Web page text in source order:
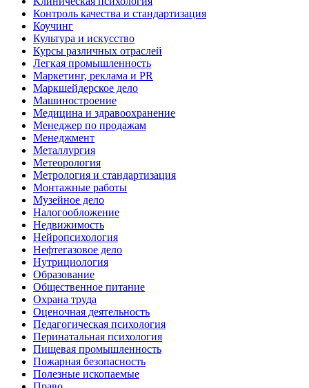
Контроль качества и стандартизация
Коучинг
Культура и искусство
Курсы различных отраслей
Легкая промышленность
Маркетинг, реклама и PR
Маркшейдерское дело
Машиностроение
Медицина и здравоохранение
Менеджер по продажам
Менеджмент
Металлургия
Метеорология
Метрология и стандартизация
Монтажные работы
Музейное дело
Налогообложение
Недвижимость
Нейропсихология
Нефтегазовое дело
Нутрициология
Образование
Общественное питание
Охрана труда
Оценочная деятельность
Педагогическая психология
Перинатальная психология
Пищевая промышленность
Пожарная безопасность
Полезные ископаемые